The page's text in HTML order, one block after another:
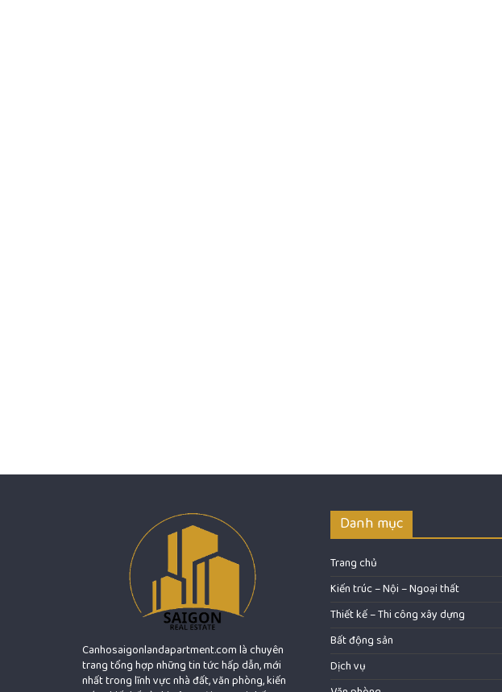
Canhosaigonlandapartment.com là chuyên
trang tổng hợp những tin tức hấp dẫn, mới
nhất trong lĩnh vực nhà đất, văn phòng, kiến
Danh mục
Trang chủ
Kiến trúc – Nội – Ngoại thất
Thiết kế – Thi công xây dựng
Bất động sản
Dịch vụ